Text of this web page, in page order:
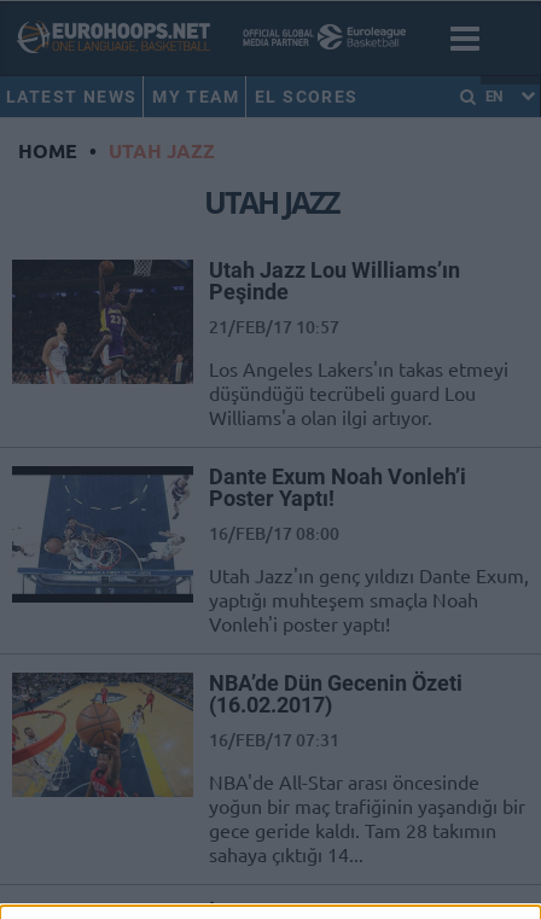
LATEST NEWS MY TEAM EL SCORES EN
HOME • UTAH JAZZ
UTAH JAZZ
Utah Jazz Lou Williams’ın
Peşinde
21/FEB/17 10:57
Los Angeles Lakers'ın takas etmeyi
düşündüğü tecrübeli guard Lou
Williams'a olan ilgi artıyor.
Dante Exum Noah Vonleh’i
Poster Yaptı!
16/FEB/17 08:00
Utah Jazz'ın genç yıldızı Dante Exum,
yaptığı muhteşem smaçla Noah
Vonleh'i poster yaptı!
NBA’de Dün Gecenin Özeti
(16.02.2017)
16/FEB/17 07:31
NBA'de All-Star arası öncesinde
yoğun bir maç trafiğinin yaşandığı bir
gece geride kaldı. Tam 28 takımın
sahaya çıktığı 14...
İhtiyar Delikanlı Nowitzki Hala